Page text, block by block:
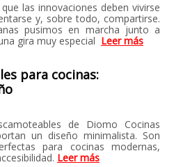
las innovaciones deben vivirse
y, sobre todo, compartirse.
pusimos en marcha junto a
gira muy especial Leer más
para cocinas:
de Diomo Cocinas
un diseño minimalista. Son
para cocinas modernas,
Leer más